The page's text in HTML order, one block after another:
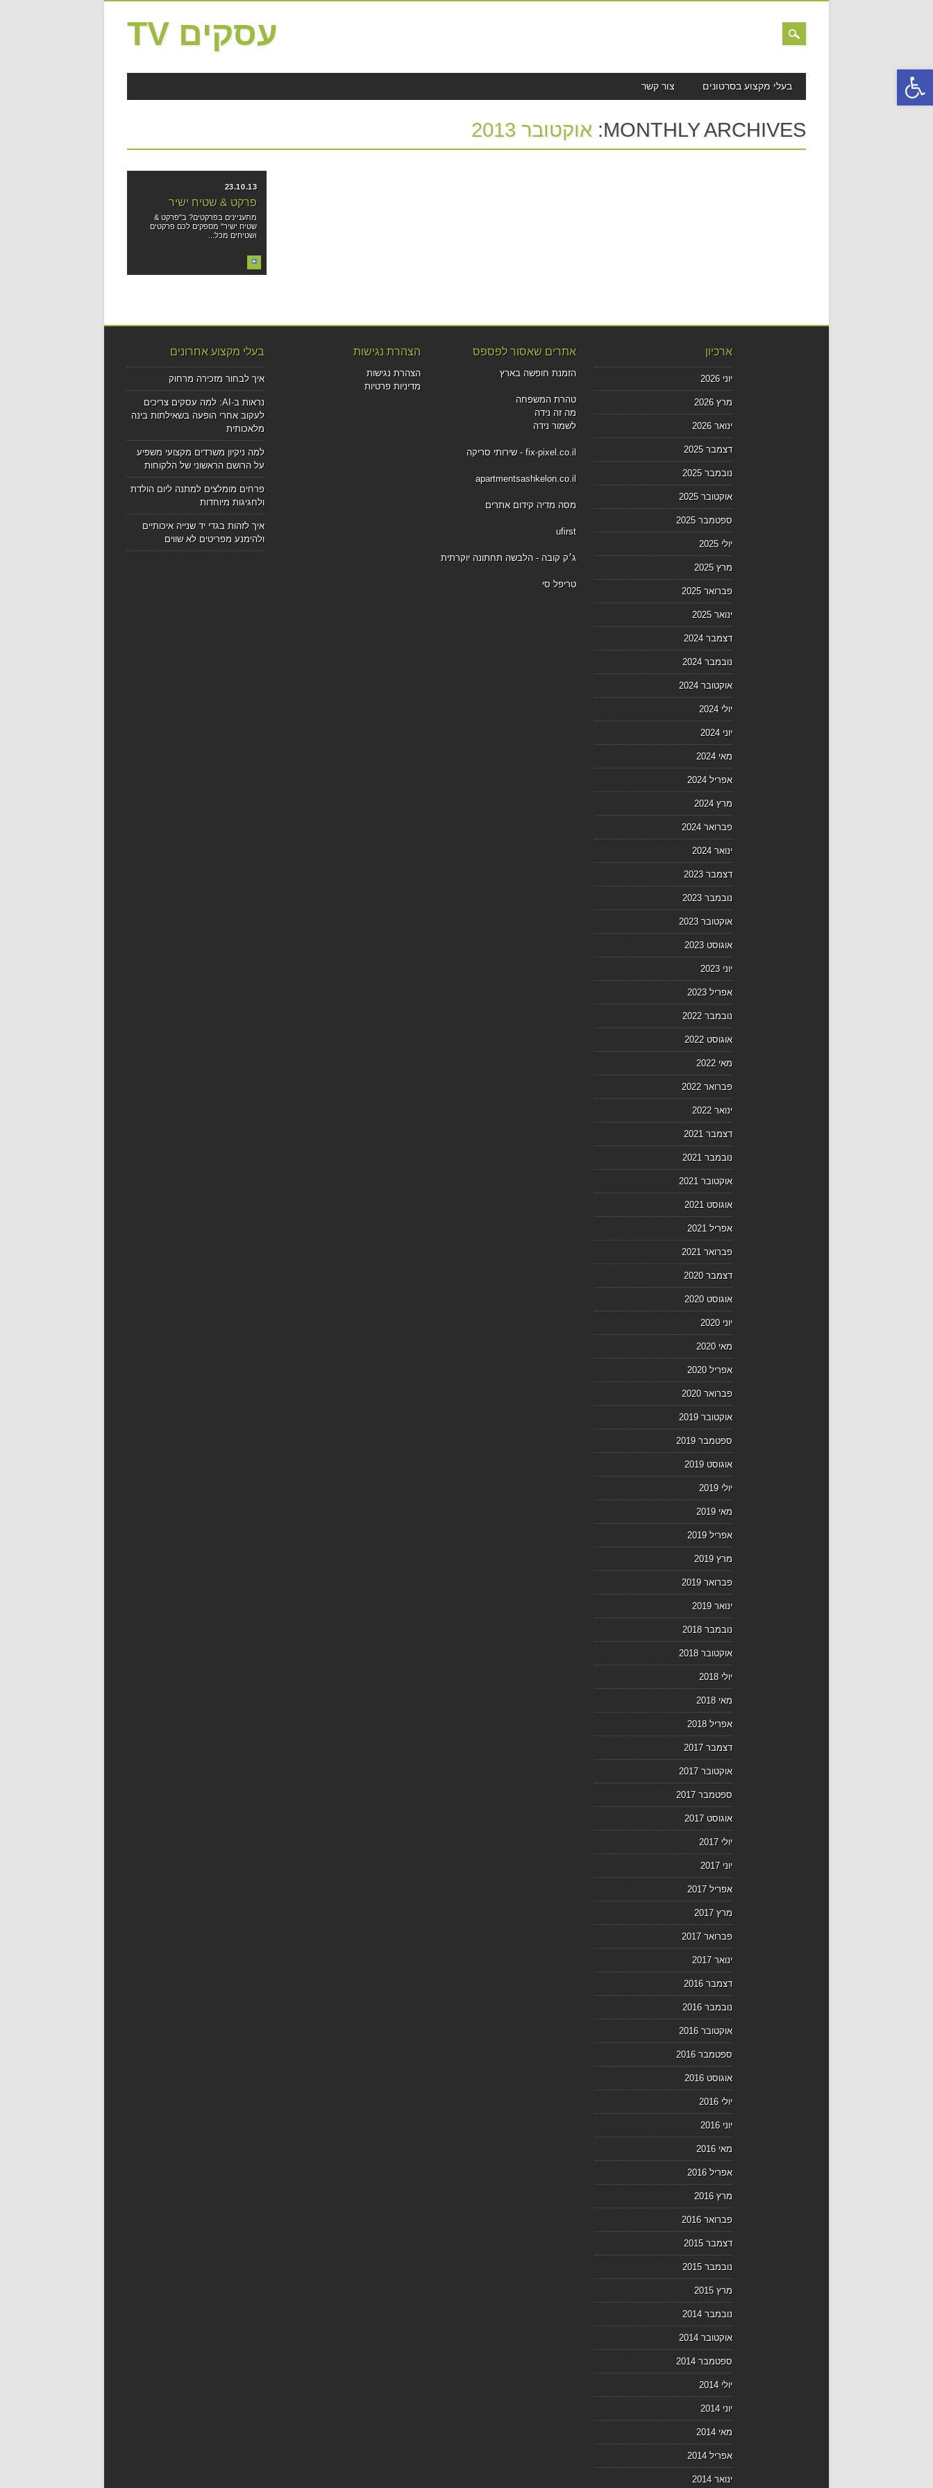
פתח סרגל נגישות
עסקים TV
MAIN MENU
בעלי מקצוע בסרטונים צור קשר
MONTHLY ARCHIVES: אוקטובר 2013
23.10.13
פרקט & שטיח ישיר
מתעניינים בפרקטים? ב"פרקט &
שטיח ישיר" מספקים לכם פרקטים
ושטיחים מכל...
בעלי מקצוע אחרונים
איך לבחור מזכירה מרחוק
נראות ב-AI: למה עסקים צריכים
לעקוב אחרי הופעה בשאילתות בינה
מלאכותית
למה ניקיון משרדים מקצועי משפיע
על הרושם הראשוני של הלקוחות
פרחים מומלצים למתנה ליום הולדת
ולחגיגות מיוחדות
איך לזהות בגדי יד שנייה איכותיים
ולהימנע מפריטים לא שווים
הצהרת נגישות
הצהרת נגישות
מדיניות פרטיות
אתרים שאסור לפספס
הזמנת חופשה בארץ
טהרת המשפחה
מה זה נידה
לשמור נידה
fix-pixel.co.il - שירותי סריקה
apartmentsashkelon.co.il
מסה מדיה קידום אתרים
ufirst
ג׳ק קובה - הלבשה תחתונה יוקרתית
טריפל סי
ארכיון
יוני 2026
מרץ 2026
ינואר 2026
דצמבר 2025
נובמבר 2025
אוקטובר 2025
ספטמבר 2025
יולי 2025
מרץ 2025
פברואר 2025
ינואר 2025
דצמבר 2024
נובמבר 2024
אוקטובר 2024
יולי 2024
יוני 2024
מאי 2024
אפריל 2024
מרץ 2024
פברואר 2024
ינואר 2024
דצמבר 2023
נובמבר 2023
אוקטובר 2023
אוגוסט 2023
יוני 2023
אפריל 2023
נובמבר 2022
אוגוסט 2022
מאי 2022
פברואר 2022
ינואר 2022
דצמבר 2021
נובמבר 2021
אוקטובר 2021
אוגוסט 2021
אפריל 2021
פברואר 2021
דצמבר 2020
אוגוסט 2020
יוני 2020
מאי 2020
אפריל 2020
פברואר 2020
אוקטובר 2019
ספטמבר 2019
אוגוסט 2019
יולי 2019
מאי 2019
אפריל 2019
מרץ 2019
פברואר 2019
ינואר 2019
נובמבר 2018
אוקטובר 2018
יולי 2018
מאי 2018
אפריל 2018
דצמבר 2017
אוקטובר 2017
ספטמבר 2017
אוגוסט 2017
יולי 2017
יוני 2017
אפריל 2017
מרץ 2017
פברואר 2017
ינואר 2017
דצמבר 2016
נובמבר 2016
אוקטובר 2016
ספטמבר 2016
אוגוסט 2016
יולי 2016
יוני 2016
מאי 2016
אפריל 2016
מרץ 2016
פברואר 2016
דצמבר 2015
נובמבר 2015
מרץ 2015
נובמבר 2014
אוקטובר 2014
ספטמבר 2014
יולי 2014
יוני 2014
מאי 2014
אפריל 2014
ינואר 2014